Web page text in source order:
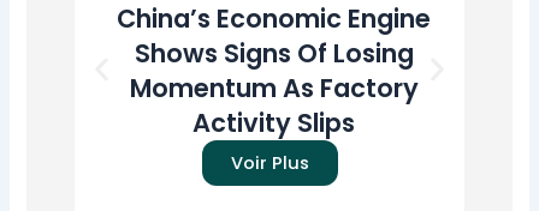
China’s Economic Engine
Shows Signs Of Losing
Momentum As Factory
Activity Slips
Voir Plus